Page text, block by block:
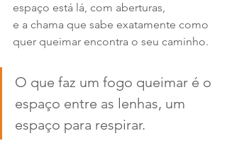
espaço está lá, com aberturas,
e a chama que sabe exatamente como
quer queimar encontra o seu caminho.
O que faz um fogo queimar é o
espaço entre as lenhas, um
espaço para respirar.